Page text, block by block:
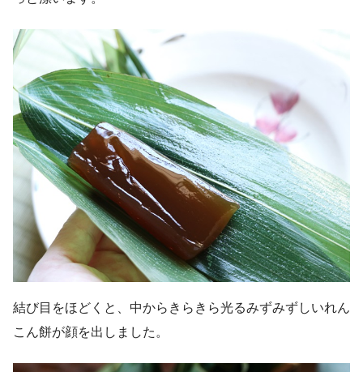
結び目をほどくと、中からきらきら光るみずみずしいれん
こん餅が顔を出しました。